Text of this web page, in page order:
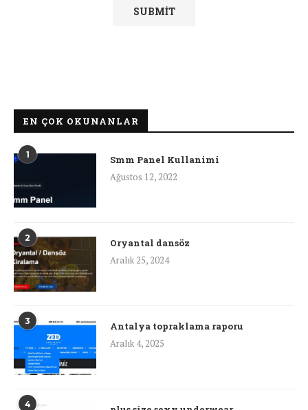
EN ÇOK OKUNANLAR
1
Smm Panel Kullanimi
Ağustos 12, 2022
2
Oryantal dansöz
Aralık 25, 2024
3
Antalya topraklama raporu
Aralık 4, 2025
4